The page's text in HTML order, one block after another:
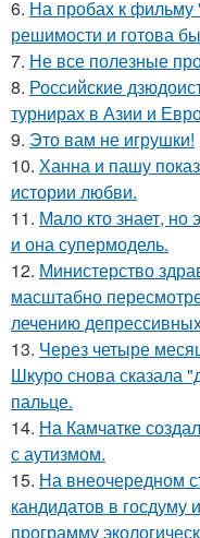
6. На пробах к
решимости и готова
7. Не все полезные
8. Российские
турнирах в Азии и
9. Это вам не игрушки!
10. Ханна и пашу
истории любви.
11. Мало кто знает, но
и она супермодель.
12. Министерство
масштабно
лечению
13. Через четыре
Шкуро снова сказала
пальце.
14. На Камчатке
с аутизмом.
15. На внеочередном
кандидатов в
программу